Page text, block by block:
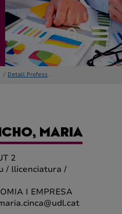
/ Detall Professor/a